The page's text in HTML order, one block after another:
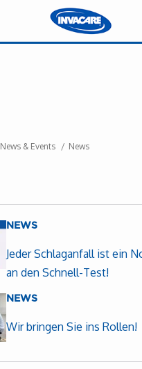
News & Events News
NEWS
Jeder Schlaganfall ist ein
an den Schnell-Test!
NEWS
Wir bringen Sie ins Rollen!